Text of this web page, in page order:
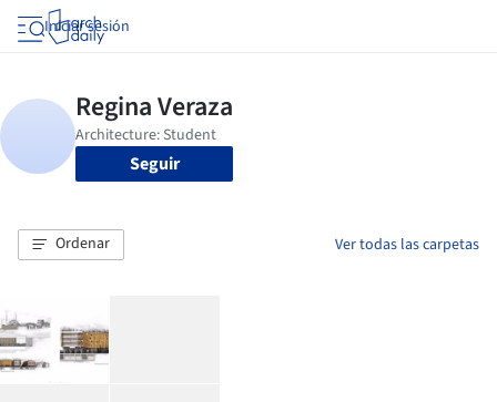
Iniciar sesión
Seguir
Ordenar Ver todas las carpetas